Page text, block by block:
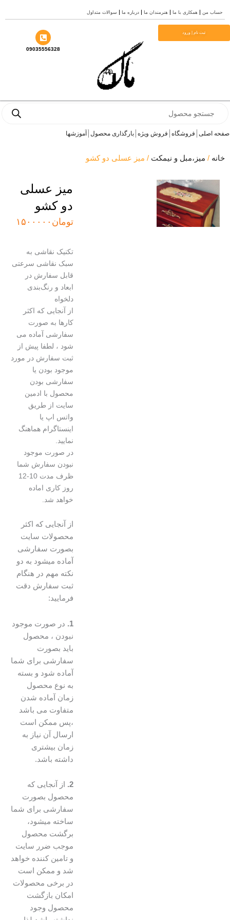
من همکاری با ما هنرمندان ما درباره ما سوالات متداول
ثبت نام | ورود
09035556328
فروشگاه فروش ویژه بارگذاری محصول آموزشها
میز،مبل و نیمکت/ میز عسلی دو کشو
میز عسلی
دو کشو
تومان۱۵۰۰۰۰۰
تکنیک نقاشی به
سبک نقاشی سرعتی
قابل سفارش در
ابعاد و رنگ‌بندی
از آنجایی که اکثر
کارها به صورت
سفارشی آماده می
شود ، لطفا پیش از
ثبت سفارش در مورد
موجود بودن یا
سفارشی بودن
محصول با ادمین
سایت از طریق
واتس اپ یا
اینستاگرام هماهنگ
در صورت موجود
نبودن سفارش شما
ظرف مدت 10-12
روز کاری اماده
خواهد شد.
از آنجایی که اکثر
محصولات سایت
بصورت سفارشی
آماده میشود به دو
نکته مهم در هنگام
ثبت سفارش دقت
فرمایید:
در صورت موجود
نبودن ، محصول
باید بصورت
سفارشی برای شما
آماده شود و بسته
به نوع محصول
زمان آماده شدن
متفاوت می باشد
،پس ممکن است
ارسال آن نیاز به
زمان بیشتری
داشته باشد.
از آنجایی که
محصول بصورت
سفارشی برای شما
ساخته میشود،
برگشت محصول
موجب ضرر سایت
و تامین کننده خواهد
شد و ممکن است
در برخی محصولات
امکان بازگشت
محصول وجود